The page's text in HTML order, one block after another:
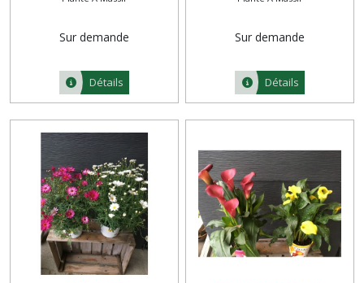
Sur demande
Détails
Sur demande
Détails